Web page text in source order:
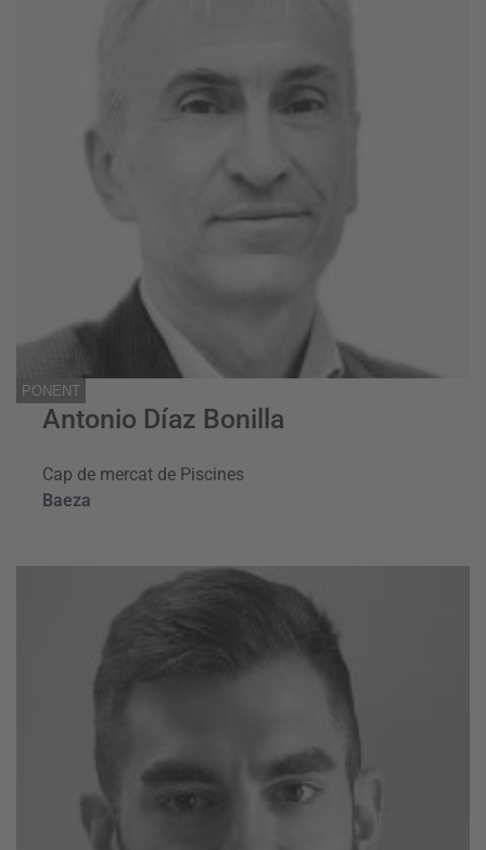
PONENT
Antonio Díaz Bonilla
Cap de mercat de Piscines
Baeza